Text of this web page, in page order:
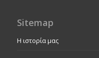
Sitemap
Η ιστορία μας